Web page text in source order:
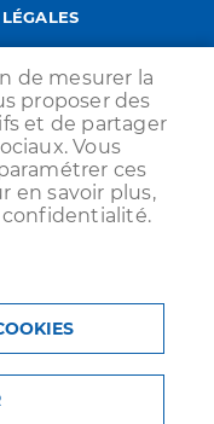
CONTACT
de mesurer la
proposer des
et de partager
Vous
ces
en savoir plus,